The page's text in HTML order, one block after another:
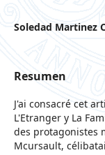
Soledad Martinez
Resumen
J'ai consacré cet
L'Etranger y La
des protagonistes
Mcursault,